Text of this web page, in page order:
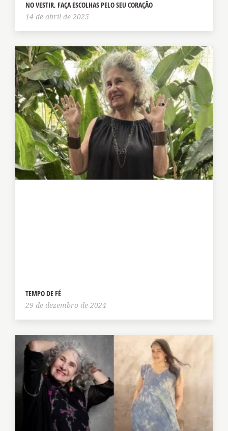
NO VESTIR, FAÇA ESCOLHAS PELO SEU CORAÇÃO
14 de abril de 2025
TEMPO DE FÉ
29 de dezembro de 2024